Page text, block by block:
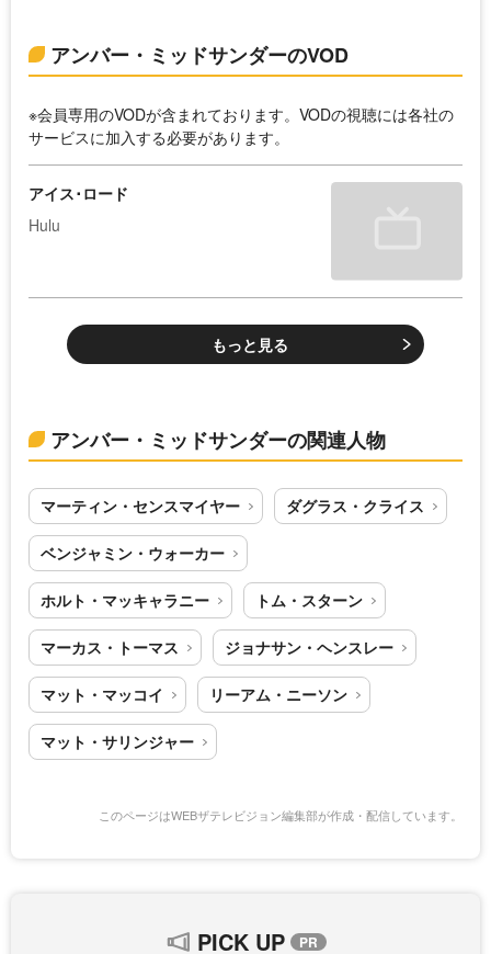
アンバー・ミッドサンダーのVOD
※会員専用のVODが含まれております。VODの視聴には各社の
サービスに加入する必要があります。
アイス･ロード
Hulu
もっと見る
アンバー・ミッドサンダーの関連人物
マーティン・センスマイヤー ダグラス・クライス
ベンジャミン・ウォーカー
ホルト・マッキャラニー トム・スターン
マーカス・トーマス ジョナサン・ヘンスレー
マット・マッコイ リーアム・ニーソン
マット・サリンジャー
このページはWEBザテレビジョン編集部が作成・配信しています。
PICK UP